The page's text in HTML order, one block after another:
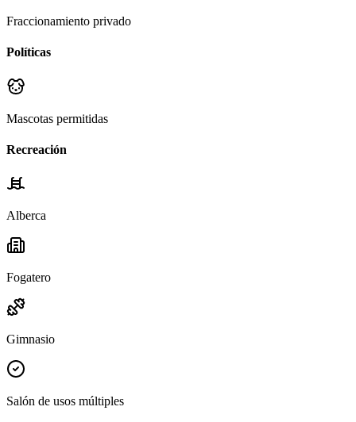
Fraccionamiento privado
Políticas
Mascotas permitidas
Recreación
Alberca
Fogatero
Gimnasio
Salón de usos múltiples